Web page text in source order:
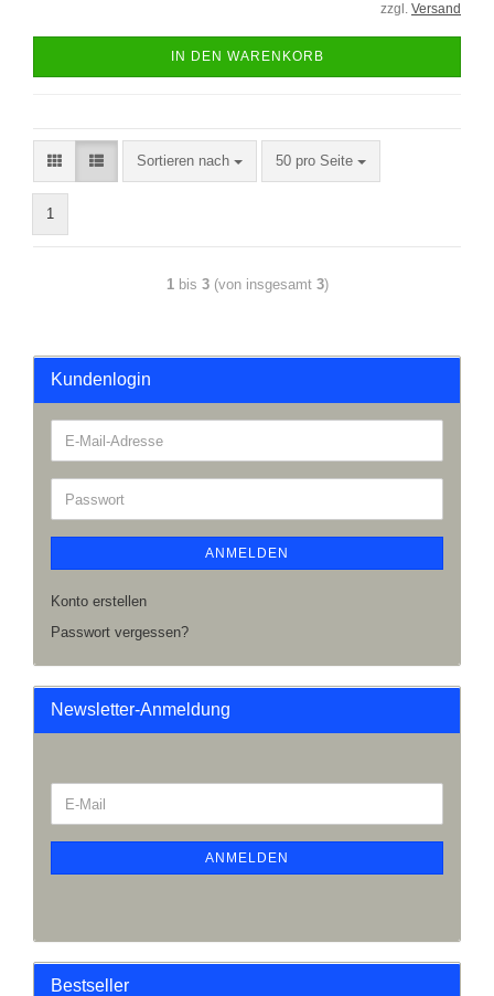
zzgl. Versand
IN DEN WARENKORB
Sortieren nach 50 pro Seite
1
1bis 3(von insgesamt 3)
Kundenlogin
ANMELDEN
Konto erstellen
Passwort vergessen?
Newsletter-Anmeldung
ANMELDEN
Bestseller